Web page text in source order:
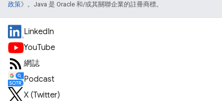
政策》。Java 是 Oracle 和/或其關聯企業的註冊商標。
LinkedIn
YouTube
網誌
Podcast
X (Twitter)